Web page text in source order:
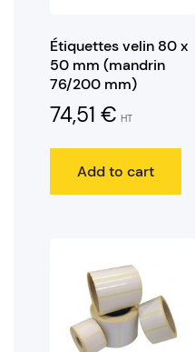
Étiquettes velin 80 x
50 mm (mandrin
76/200 mm)
74,51 € HT
Add to cart